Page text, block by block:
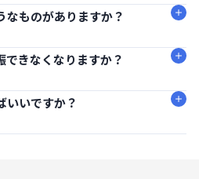
なものがありますか？
できなくなりますか？
いいですか？